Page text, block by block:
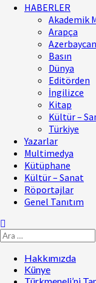
HABERLER
Akademik
Arapça
Azerbaycan
Basın
Dünya
Editörden
İngilizce
Kitap
Kültür –
Türkiye
Yazarlar
Multimedya
Kütüphane
Kültür – Sanat
Röportajlar
Genel Tanıtım
Hakkımızda
Künye